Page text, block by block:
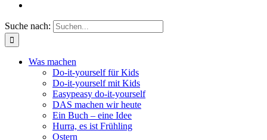
Suche nach:
Was machen
Do-it-yourself für Kids
Do-it-yourself mit Kids
Easypeasy do-it-yourself
DAS machen wir heute
Ein Buch – eine Idee
Hurra, es ist Frühling
Ostern